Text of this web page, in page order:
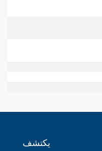
يكتشف